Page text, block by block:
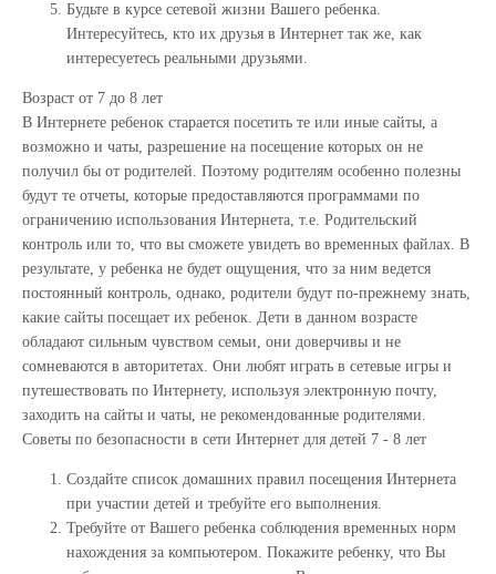
Будьте в курсе сетевой жизни Вашего ребенка.
Интересуйтесь, кто их друзья в Интернет так же, как
интересуетесь реальными друзьями.
Возраст от 7 до 8 лет
В Интернете ребенок старается посетить те или иные сайты, а
возможно и чаты, разрешение на посещение которых он не
получил бы от родителей. Поэтому родителям особенно полезны
будут те отчеты, которые предоставляются программами по
ограничению использования Интернета, т.е. Родительский
контроль или то, что вы сможете увидеть во временных файлах. В
результате, у ребенка не будет ощущения, что за ним ведется
постоянный контроль, однако, родители будут по-прежнему знать,
какие сайты посещает их ребенок. Дети в данном возрасте
обладают сильным чувством семьи, они доверчивы и не
сомневаются в авторитетах. Они любят играть в сетевые игры и
путешествовать по Интернету, используя электронную почту,
заходить на сайты и чаты, не рекомендованные родителями.
Советы по безопасности в сети Интернет для детей 7 - 8 лет
Создайте список домашних правил посещения Интернета
при участии детей и требуйте его выполнения.
Требуйте от Вашего ребенка соблюдения временных норм
нахождения за компьютером. Покажите ребенку, что Вы